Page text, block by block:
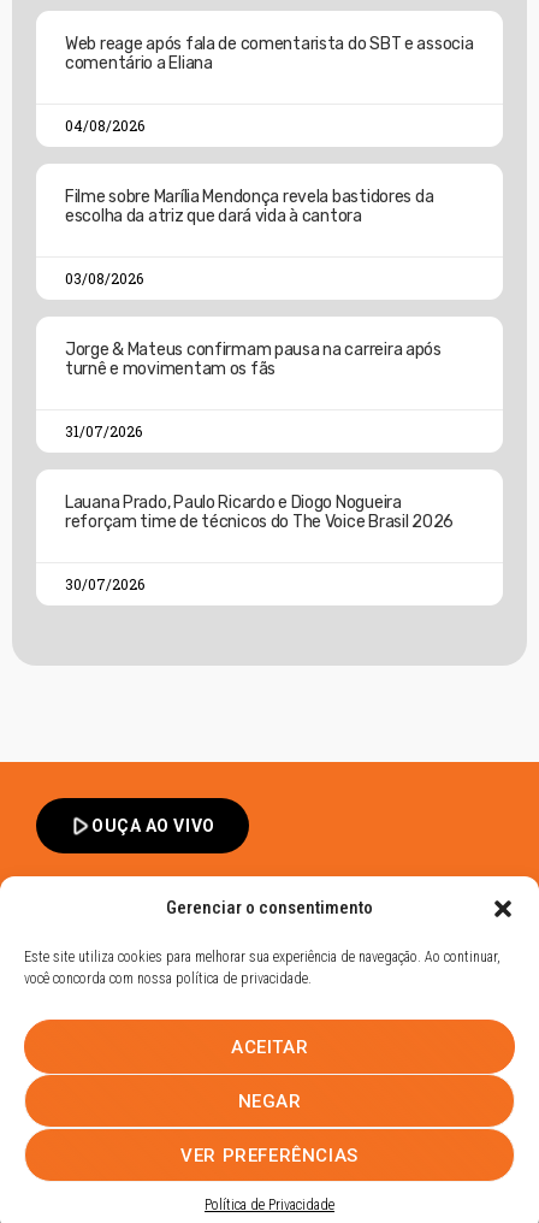
Gerenciar o consentimento
Este site utiliza cookies para melhorar sua experiência de navegação. Ao continuar,
você concorda com nossa política de privacidade.
ACEITAR
NEGAR
VER PREFERÊNCIAS
Política de Privacidade
Web reage após fala de comentarista do SBT e associa
comentário a Eliana
04/08/2026
Filme sobre Marília Mendonça revela bastidores da
escolha da atriz que dará vida à cantora
03/08/2026
Jorge & Mateus confirmam pausa na carreira após
turnê e movimentam os fãs
31/07/2026
Lauana Prado, Paulo Ricardo e Diogo Nogueira
reforçam time de técnicos do The Voice Brasil 2026
30/07/2026
play_arrowOUÇA AO VIVO
Política de Privacidade
UHOST
PROMOÇÕESEQUIPENOTÍCIASCONTATO